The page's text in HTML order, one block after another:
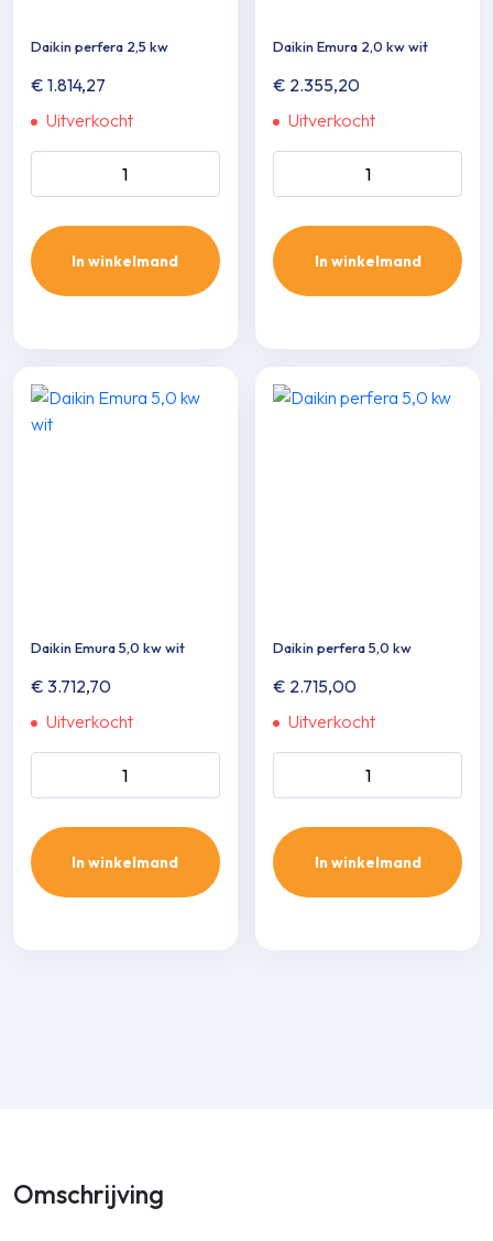
Daikin perfera 2,5 kw
€ 1.814,27
Uitverkocht
In winkelmand
Daikin Emura 2,0 kw wit
€ 2.355,20
Uitverkocht
In winkelmand
Daikin Emura 5,0 kw wit
€ 3.712,70
Uitverkocht
In winkelmand
Daikin perfera 5,0 kw
€ 2.715,00
Uitverkocht
In winkelmand
Omschrijving